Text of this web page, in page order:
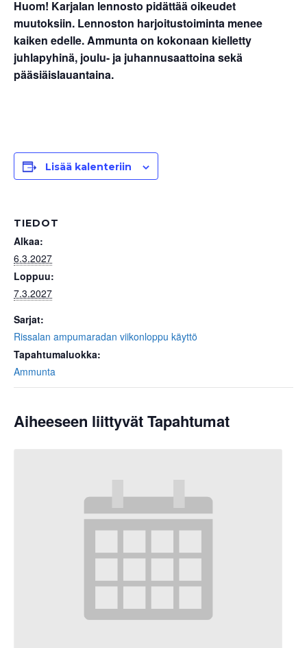
Huom! Karjalan lennosto pidättää oikeudet
muutoksiin. Lennoston harjoitustoiminta menee
kaiken edelle. Ammunta on kokonaan kielletty
juhlapyhinä, joulu- ja juhannusaattoina sekä
pääsiäislauantaina.
Lisää kalenteriin
TIEDOT
Alkaa:
6.3.2027
Loppuu:
7.3.2027
Sarjat:
Rissalan ampumaradan viikonloppu käyttö
Tapahtumaluokka:
Ammunta
Aiheeseen liittyvät Tapahtumat